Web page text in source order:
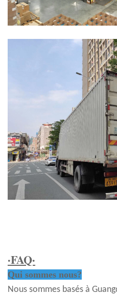
·FAQ·
Qui sommes nous?
Nous sommes basés à